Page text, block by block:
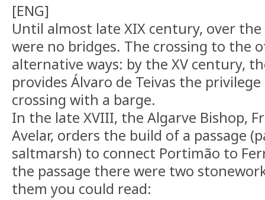
[ENG]
Until almost late XIX century, over
were no bridges. The crossing to the
alternative ways: by the XV century,
provides Álvaro de Teivas the
crossing with a barge.
In the late XVIII, the Algarve Bishop,
Avelar, orders the build of a passage
saltmarsh) to connect Portimão to
the passage there were two
them you could read: